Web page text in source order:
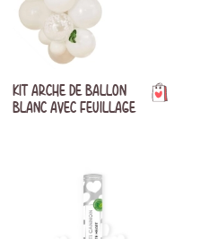
KIT ARCHE DE BALLON
BLANC AVEC FEUILLAGE